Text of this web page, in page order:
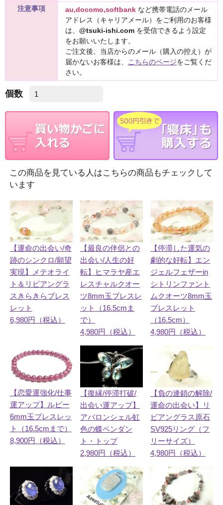
注意事項
au,docomo,softbank など携帯電話のメール
アドレス（キャリアメール）をご利用のお客様
は、 @tsuki-ishi.com を受信できるよう設定
をお願いいたします。
ご注文後、当店からのメール（購入の控え）が
届かないお客様は、 こちらのページをご覧くだ
さい。
個数
この商品を見ている人はこちらの商品もチェックして
います
【運命の出会い/奇
跡のシンクロ/願望
実現】メテオライ
ト＆リビアングラ
スきらきらブレス
レット
6,980円（税込）
【最良の伴侶との
出会い/人生の好
転】ヒマラヤ産エ
レスチャルクオー
ツ8mm玉ブレスレ
ット（16.5cmま
で）
4,980円（税込）
【停滞した運気の
劇的な好転】エン
ジェルフェザーin
シトリンファント
ムクオーツ8mm玉
ブレスレット
（16.5cm）
4,980円（税込）
【恋愛運強化/仕事
運アップ】ルビー
6mm玉ブレスレッ
ト（16.5cmまで）
8,900円（税込）
【復縁/停滞打破/
出会い運アップ】
アバロンシェル虹
色の蝶ペンダン
ト・トップ
2,980円（税込）
【負の連鎖の解除/
運命の出会い】リ
ビアングラス原石
SV925リング（フ
リーサイズ）
4,980円（税込）